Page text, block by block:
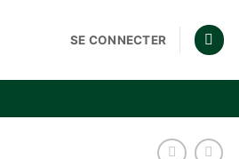
SE CONNECTER